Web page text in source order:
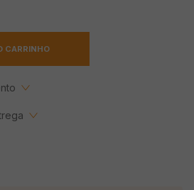
CARRINHO